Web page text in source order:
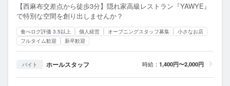
【西麻布交差点から徒歩3分】隠れ家高級レストラン『YAWYE』
で特別な空間を創り出しませんか？
食べログ評価 3.5以上 個人経営 オープニングスタッフ募集
小さなお店
フルタイム歓迎
新卒歓迎
バイト ホールスタッフ 時給： 1,400円〜2,000円